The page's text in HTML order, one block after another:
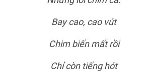
Bay cao, cao vút
Chim biến mất rồi
Chỉ còn tiếng hót